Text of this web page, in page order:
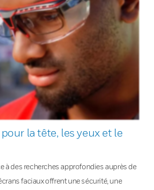
la tête, les yeux et le
à des recherches approfondies auprès de
faciaux offrent une sécurité, une